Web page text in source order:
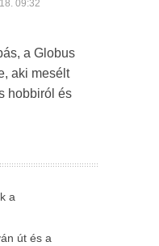
09:32
a Globus
aki mesélt
hobbiról és
a
út és a